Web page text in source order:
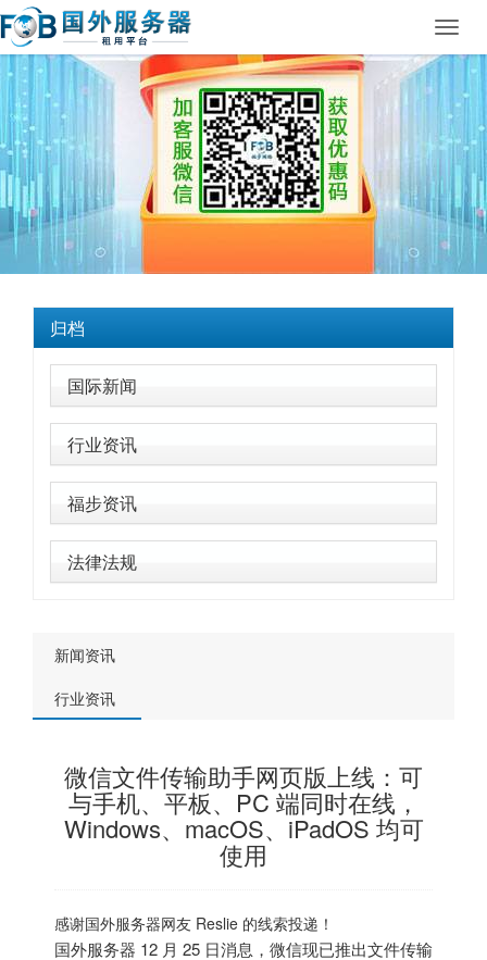
归档
国际新闻
行业资讯
福步资讯
法律法规
新闻资讯
行业资讯
微信文件传输助手网页版上线：可
与手机、平板、PC 端同时在线，
Windows、macOS、iPadOS 均可
使用
感谢国外服务器网友 Reslie 的线索投递！
国外服务器 12 月 25 日消息，微信现已推出文件传输